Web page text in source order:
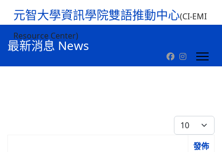
元智大學資訊學院雙語推動中心(CI-EMI
Resource Center)
最新消息 News
每頁顯示條數
發佈